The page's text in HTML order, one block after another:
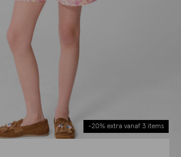
-20% extra vanaf 3 items